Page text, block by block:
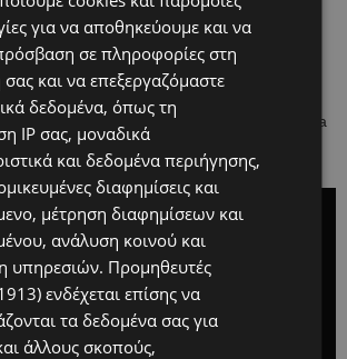
δημιούργησε αυτό το όμορφο video
με αφορμή την Παγκόσμια Ημέρα
και μόλις ανέβηκε στα social media
για να αποθηκεύουμε και να
σε πληροφορίες στη
και να επεξεργαζόμαστε
δεδομένα, όπως τη
IP σας, μοναδικά
και δεδομένα περιήγησης,
διαφημίσεις και
μέτρηση διαφημίσεων και
ανάλυση κοινού και
υπηρεσιών. Προμηθευτές
ενδέχεται επίσης να
τα δεδομένα σας για
άλλους σκοπούς,